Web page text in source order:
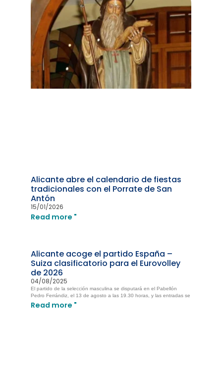
Alicante abre el calendario de fiestas
tradicionales con el Porrate de San
Antón
15/01/2026
Read more "
Alicante acoge el partido España –
Suiza clasificatorio para el Eurovolley
de 2026
04/08/2025
El partido de la selección masculina se disputará en el Pabellón
Pedro Ferrándiz, el 13 de agosto a las 19.30 horas, y las entradas se
Read more "